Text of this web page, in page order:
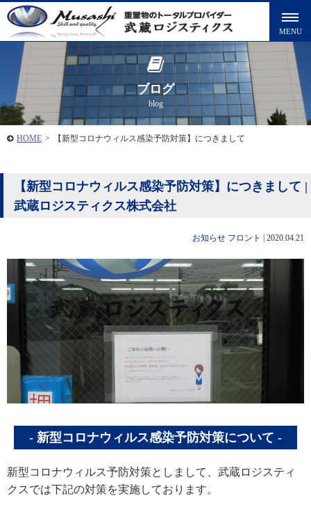
ブログ
blog
HOME > 【新型コロナウィルス感染予防対策】につきまして
【新型コロナウィルス感染予防対策】につきまして |
武蔵ロジスティクス株式会社
お知らせ フロント 2020.04.21
新型コロナウィルス感染予防対策について
新型コロナウィルス予防対策としまして、武蔵ロジスティ
クスでは下記の対策を実施しております。